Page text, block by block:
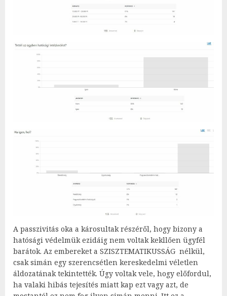
A passzivitás oka a károsultak részéről, hogy bizony a
hatósági védelmük ezidáig nem voltak kekllően ügyfél
barátok. Az embereket a SZISZTEMATIKUSSÁG nélkül,
csak simán egy szerencsétlen kereskedelmi véletlen
áldozatának tekintették. Úgy voltak vele, hogy előfordul,
ha valaki hibás tejesítés miatt kap ezt vagy azt, de